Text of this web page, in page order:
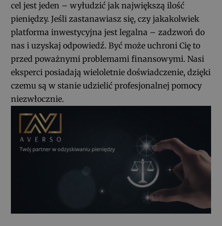
cel jest jeden – wyłudzić jak największą ilość
pieniędzy. Jeśli zastanawiasz się, czy jakakolwiek
platforma inwestycyjna jest legalna – zadzwoń do
nas i uzyskaj odpowiedź. Być może uchroni Cię to
przed poważnymi problemami finansowymi. Nasi
eksperci posiadają wieloletnie doświadczenie, dzięki
czemu są w stanie udzielić profesjonalnej pomocy
niezwłocznie.